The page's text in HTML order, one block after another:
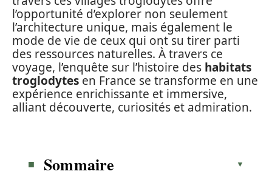
l’opportunité d’explorer non seulement
l’architecture unique, mais également le
mode de vie de ceux qui ont su tirer parti
des ressources naturelles. À travers ce
voyage, l’enquête sur l’histoire des habitats
troglodytes en France se transforme en une
expérience enrichissante et immersive,
alliant découverte, curiosités et admiration.
Sommaire